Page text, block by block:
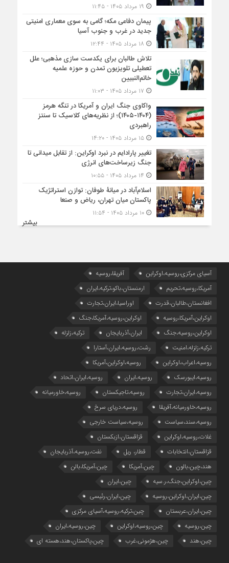
پیمان دفاعی مکه؛ گامی به سوی معماری امنیتی
جدید در غرب و جنوب آسیا
تلاش طالبان برای یکدست سازی مذهبی؛ علل
تعطیلی تلویزیون تمدن و حوزه علمیه
خاتم‌النبیین
واکاوی جنگ ایران و آمریکا در تنگه هرمز
(۱۴۰۴-۱۴۰۵)؛ از نظریه‌های کلاسیک تا سنتز
راهبردی
۱۵ مرداد ۱۴۰۵ - ۱۴:۲۰
تغییر پارادایم در نبرد اوکراین: از تقابل میدانی تا
جنگ زیرساخت‌های انرژی
اسلام‌آباد در میانۀ طوفان: توازن استراتژیک
پاکستان میان تهران، ریاض و صنعا
۱۰ مرداد ۱۴۰۵ - ۱۱:۵۴
بیشتر
آسیای مرکزی،روسیه،اوکراین
آفریقا،روسیه
آمریکا،روسیه،تحریم
ارمنستان،باکو،ترکیه،ایران
افغانستان،طالبان،قدرت
اوراسیا،ایران،تجارت
اوکراین،آمریکا،روسیه
اوکراین،روسیه،آمریکا،جنگ
اوکراین،روسیه،جنگ
ایران،آذربایجان
ترکیه،زلزله
ترکیه،زلزله،امنیت
رشت،روسیه،ایران،آستارا
روسیه،اعراب،اوکراین
روسیه،اوکراین،آمریکا
روسیه،ایبورسک
روسیه،ایران
روسیه،ایران،اتحاد
روسیه،ایران،تجارت
روسیه،تاجیکستان
روسیه،خاورمیانه
روسیه،خاورمیانه،آفریقا
روسیه،دریای سرخ
روسیه،سند،سیاست
روسیه،سیاست خارجی
غلات،روسیه،اوکراین
قزاقستان،ازبکستان
قزاقستان،انتخابات
قطار، ریل
نفت،روسیه،آذربایجان
هند،چین،بالون
چین،آمریکا
چین،آمریکا،بالن
چین،اوکراین،جنگ،ر.سیه
چین،ایران
چین،ایران،اوکراین،روسیه
چین،ایران،رئیسی
چین،ایران،عربستان
چین،ترکیه،روسیه،آسیای مرکزی
چین،روسیه
چین،روسیه،اوکراین
چین،روسیه،ایران
چین،هند
چین،هژمونی،غرب چین،پاکستان،هند،هسته ای